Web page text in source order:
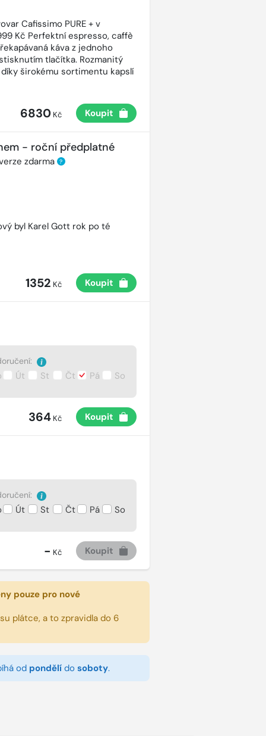
Cafissimo PURE + v
Kč Perfektní espresso, caffè
káva z jednoho
tlačítka. Rozmanitý
širokému sortimentu kapslí
6830Kč Koupit
- roční předplatné
zdarma ?
byl Karel Gott rok po té
1352 Kč Koupit
Út St Čt Pá So
364Kč Koupit
Út St Čt Pá So
- Kč Koupit
pouze pro nové
plátce, a to zpravidla do 6
od pondělído soboty.